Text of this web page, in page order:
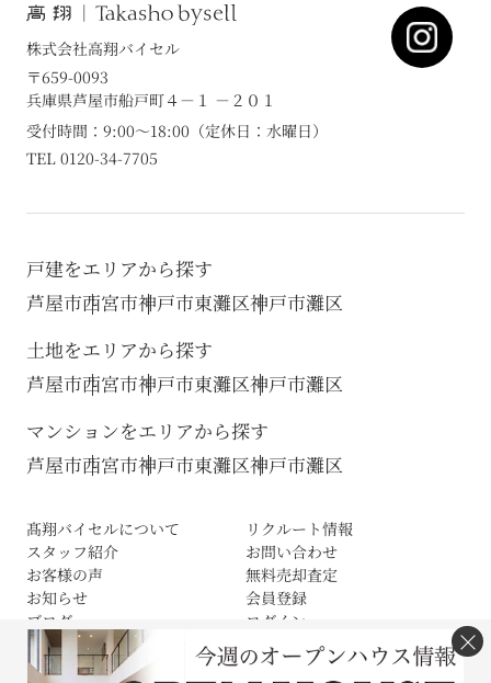
株式会社高翔バイセル
〒659-0093
兵庫県芦屋市船戸町４－１ －２０１
受付時間：9:00～18:00（定休日：水曜日）
TEL 0120-34-7705
戸建をエリアから探す
芦屋市西宮市神戸市東灘区神戸市灘区
土地をエリアから探す
芦屋市西宮市神戸市東灘区神戸市灘区
マンションをエリアから探す
芦屋市西宮市神戸市東灘区神戸市灘区
髙翔バイセルについて
リクルート情報
スタッフ紹介
お問い合わせ
お客様の声
無料売却査定
お知らせ
会員登録
ブログ
ログイン
×